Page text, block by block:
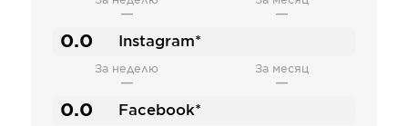
— —
0.0 Instagram*
За неделю
—
За месяц
—
0.0 Facebook*